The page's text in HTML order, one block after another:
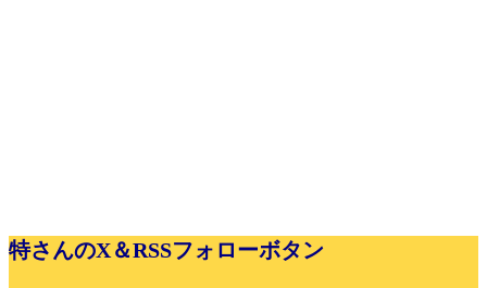
特さんのX＆RSSフォローボタン